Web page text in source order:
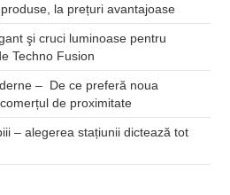
la prețuri avantajoase
şi cruci luminoase pentru
Techno Fusion
– De ce preferă noua
de proximitate
– alegerea stațiunii dictează tot